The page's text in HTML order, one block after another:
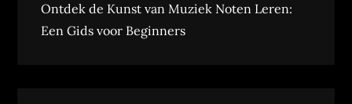
Ontdek de Kunst van Muziek Noten Leren:
Een Gids voor Beginners